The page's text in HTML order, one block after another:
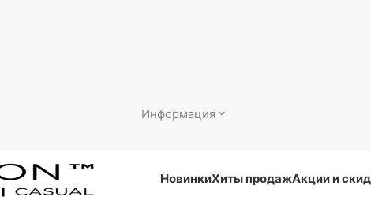
Информация
НовинкиХиты продажАкции и